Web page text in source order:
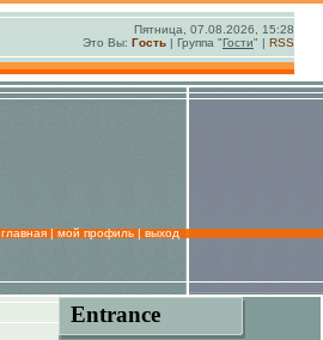
Пятница, 07.08.2026, 15:28
Это Вы: Гость | Группа "Гости" | RSS
главная|мой профиль|выход
Entrance